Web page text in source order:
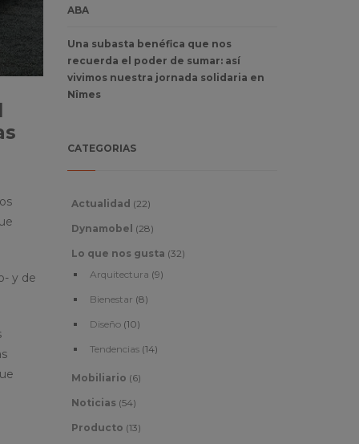
y de
ABA
Una subasta benéfica que nos
recuerda el poder de sumar: así
vivimos nuestra jornada solidaria en
Nîmes
CATEGORIAS
Actualidad (22)
Dynamobel (28)
Lo que nos gusta (32)
Arquitectura (9)
Bienestar (8)
Diseño(10)
Tendencias(14)
Mobiliario (6)
Noticias (54)
Producto (13)